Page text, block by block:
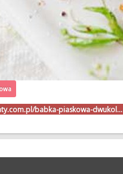
babka-piaskowa-dwukol…